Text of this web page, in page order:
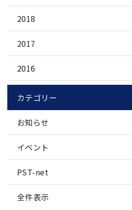
2018
2017
2016
カテゴリー
お知らせ
イベント
PST-net
全件表示